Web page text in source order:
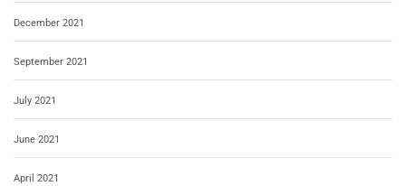
December 2021
September 2021
July 2021
June 2021
April 2021